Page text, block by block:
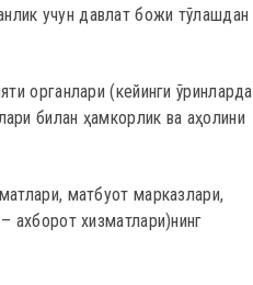
учун давлат божи тўлашдан
органлари (кейинги ўринларда
билан ҳамкорлик ва аҳолини
матбуот марказлари,
ахборот хизматлари)нинг